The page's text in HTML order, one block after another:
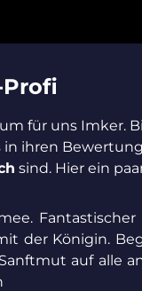
für uns Imker.
ihren
sind. Hier ein
der Königin.
auf alle